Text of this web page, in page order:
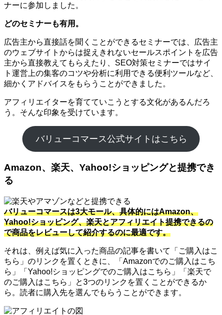
ナーに参加しました。
どのセミナーも有用。
広告主から直接話を聞くことができるセミナーでは、広告主
のウェブサイトからは捉えきれないセールスポイントを広告
主から直接教えてもらえたり、SEO対策セミナーではサイ
ト運営上の集客のコツや分析に利用できる便利ツールなど、
細かくアドバイスをもらうことができました。
アフィリエイターを育てていこうとする文化があるんだろ
う。そんな印象を受けています。
バリューコマース公式サイトはこちら
Amazon、楽天、Yahoo!ショッピングと提携でき
る
バリューコマースは3大モール、具体的にはAmazon、
Yahoo!ショッピング、楽天とアフィリエイト提携できるの
で商品をレビューして紹介するのに最適です。
それは、例えば気に入った商品の記事を書いて「ご購入はこ
ちら」のリンクを置くときに、「Amazonでのご購入はこち
ら」「Yahoo!ショッピングでのご購入はこちら」「楽天で
のご購入はこちら」と3つのリンクを置くことができるか
ら。読者に購入先を選んでもらうことができます。